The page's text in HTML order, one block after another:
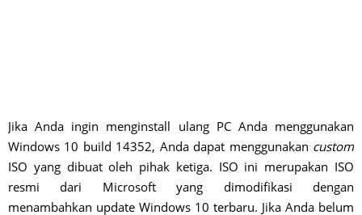
Jika Anda ingin menginstall ulang PC Anda menggunakan
Windows 10 build 14352, Anda dapat menggunakan custom
ISO yang dibuat oleh pihak ketiga. ISO ini merupakan ISO
resmi dari Microsoft yang dimodifikasi dengan
menambahkan update Windows 10 terbaru. Jika Anda belum